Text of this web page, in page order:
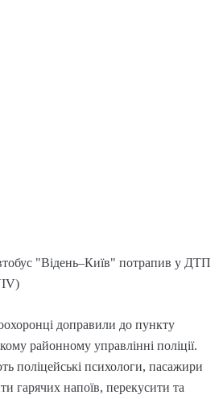
"Відень–Київ" потрапив у ДТП
доправили до пункту
районному управлінні поліції.
поліцейські психологи, пасажири
гарячих напоїв, перекусити та